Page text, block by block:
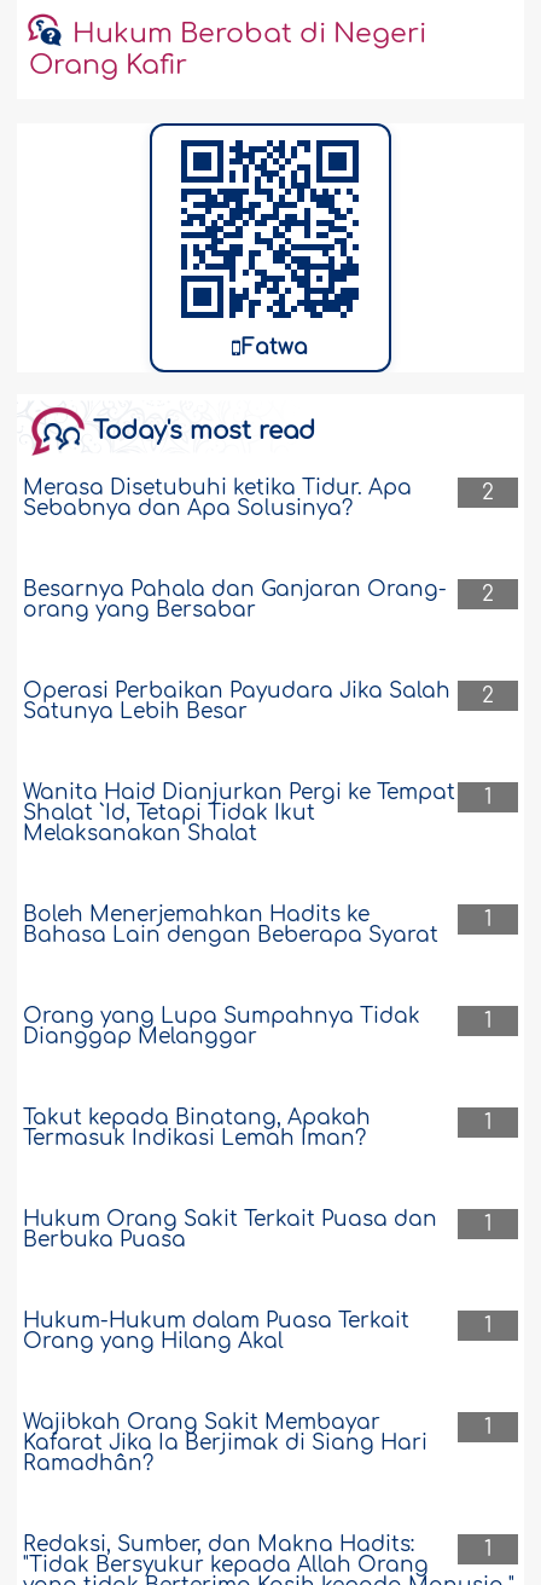
Hukum Berobat di Negeri
Orang Kafir
Fatwa
Today's most read
2
Merasa Disetubuhi ketika Tidur. Apa
Sebabnya dan Apa Solusinya?
2
Besarnya Pahala dan Ganjaran Orang-
orang yang Bersabar
2
Operasi Perbaikan Payudara Jika Salah
Satunya Lebih Besar
1
Wanita Haid Dianjurkan Pergi ke Tempat
Shalat `Id, Tetapi Tidak Ikut
Melaksanakan Shalat
1
Boleh Menerjemahkan Hadits ke
Bahasa Lain dengan Beberapa Syarat
1
Orang yang Lupa Sumpahnya Tidak
Dianggap Melanggar
1
Takut kepada Binatang, Apakah
Termasuk Indikasi Lemah Iman?
1
Hukum Orang Sakit Terkait Puasa dan
Berbuka Puasa
1
Hukum-Hukum dalam Puasa Terkait
Orang yang Hilang Akal
1
Wajibkah Orang Sakit Membayar
Kafarat Jika Ia Berjimak di Siang Hari
Ramadhân?
1
Redaksi, Sumber, dan Makna Hadits:
"Tidak Bersyukur kepada Allah Orang